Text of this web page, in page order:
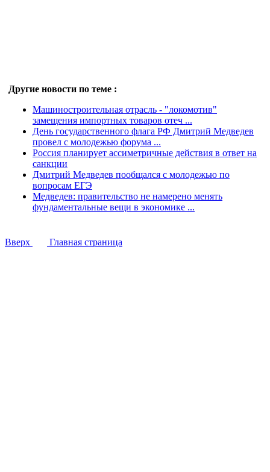
Другие новости по теме :
Машиностроительная отрасль - "локомотив"
замещения импортных товаров отеч ...
День государственного флага РФ Дмитрий Медведев
провел с молодежью форума ...
Россия планирует ассиметричные действия в ответ на
санкции
Дмитрий Медведев пообщался с молодежью по
вопросам ЕГЭ
Медведев: правительство не намерено менять
фундаментальные вещи в экономике ...
Вверх Главная страница